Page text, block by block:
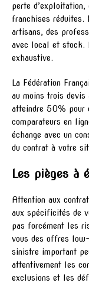
perte
franchises réduites.
artisans, des
avec local et stock.
exhaustive.
La Fédération
au moins trois devis
atteindre 50% pour
comparateurs en
échange avec un
du contrat à votre
Les pièges à
Attention aux
aux spécificités de
pas forcément les
vous des offres
sinistre important
attentivement les
exclusions et les